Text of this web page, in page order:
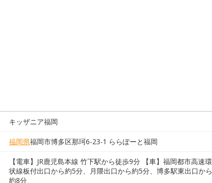
キッザニア福岡
福岡県福岡市博多区那珂6-23-1 ららぽーと福岡
【電車】JR鹿児島本線 竹下駅から徒歩9分 【車】福岡都市高速環
状線板付出口から約5分、月隈出口から約5分、博多駅東出口から
約8分